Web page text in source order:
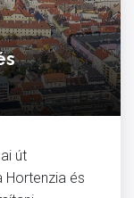
út
Hortenzia és